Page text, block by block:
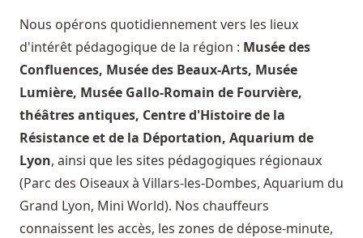
Nous opérons quotidiennement vers les lieux
d'intérêt pédagogique de la région : Musée des
Confluences, Musée des Beaux-Arts, Musée
Lumière, Musée Gallo-Romain de Fourvière,
théâtres antiques, Centre d'Histoire de la
Résistance et de la Déportation, Aquarium de
Lyon, ainsi que les sites pédagogiques régionaux
(Parc des Oiseaux à Villars-les-Dombes, Aquarium du
Grand Lyon, Mini World). Nos chauffeurs
connaissent les accès, les zones de dépose-minute,